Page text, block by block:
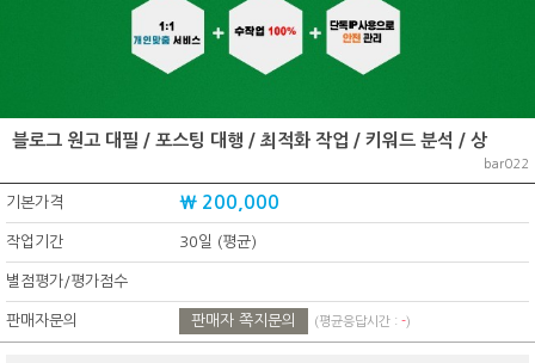
블로그 원고 대필 / 포스팅 대행 / 최적화 작업 / 키워드 분석 / 상
bar022
기본가격 ₩ 200,000
작업기간 30일 (평균)
별점평가/평가점수
판매자문의 판매자 쪽지문의 (평균응답시간 : -)